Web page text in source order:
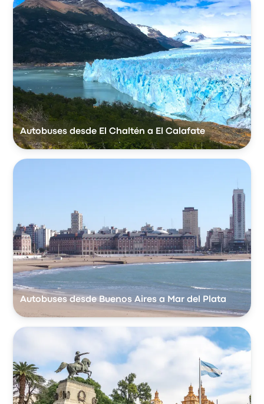
Autobuses desde El Chaltén a El Calafate
Autobuses desde Buenos Aires a Mar del Plata